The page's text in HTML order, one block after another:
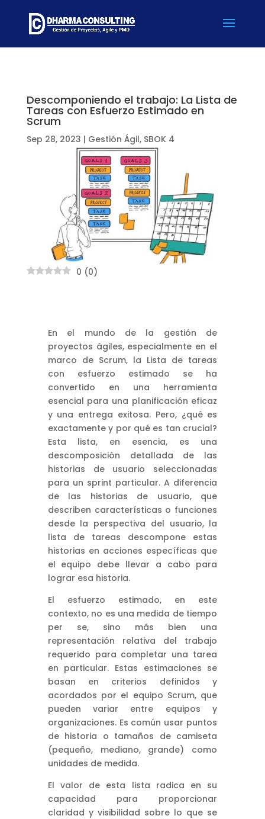
Descomponiendo el trabajo: La Lista de
Tareas con Esfuerzo Estimado en
Scrum
Sep 28, 2023 | Gestión Ágil, SBOK 4
0 (0)
En el mundo de la gestión de
proyectos ágiles, especialmente en el
marco de Scrum, la Lista de tareas
con esfuerzo estimado se ha
convertido en una herramienta
esencial para una planificación eficaz
y una entrega exitosa. Pero, ¿qué es
exactamente y por qué es tan crucial?
Esta lista, en esencia, es una
descomposición detallada de las
historias de usuario seleccionadas
para un sprint particular. A diferencia
de las historias de usuario, que
describen características o funciones
desde la perspectiva del usuario, la
lista de tareas descompone estas
historias en acciones específicas que
el equipo debe llevar a cabo para
lograr esa historia.
El esfuerzo estimado, en este
contexto, no es una medida de tiempo
per se, sino más bien una
representación relativa del trabajo
requerido para completar una tarea
en particular. Estas estimaciones se
basan en criterios definidos y
acordados por el equipo Scrum, que
pueden variar entre equipos y
organizaciones. Es común usar puntos
de historia o tamaños de camiseta
(pequeño, mediano, grande) como
unidades de medida.
El valor de esta lista radica en su
capacidad para proporcionar
claridad y visibilidad sobre lo que se